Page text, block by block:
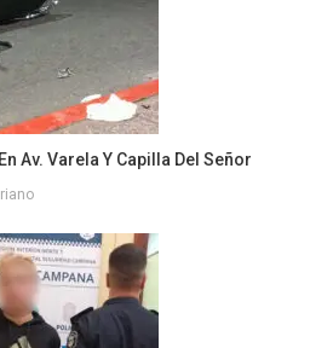
Av. Varela Y Capilla Del Señor